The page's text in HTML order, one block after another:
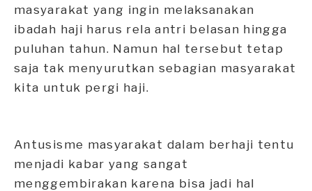
masyarakat yang ingin melaksanakan
ibadah haji harus rela antri belasan hingga
puluhan tahun. Namun hal tersebut tetap
saja tak menyurutkan sebagian masyarakat
kita untuk pergi haji.
Antusisme masyarakat dalam berhaji tentu
menjadi kabar yang sangat
menggembirakan karena bisa jadi hal